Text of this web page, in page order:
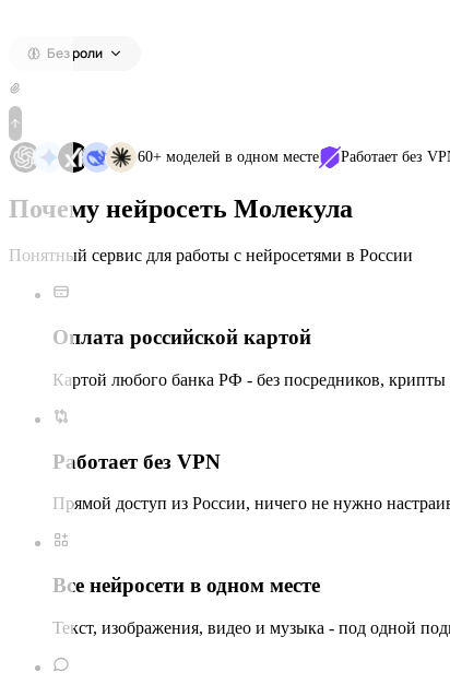
Без роли
60+ моделей в одном месте Работает без
Почему нейросеть Молекула
Понятный сервис для работы с нейросетями в России
Оплата российской картой
Картой любого банка РФ - без посредников,
Работает без VPN
Прямой доступ из России, ничего не нужно
Все нейросети в одном месте
Текст, изображения, видео и музыка - под одной